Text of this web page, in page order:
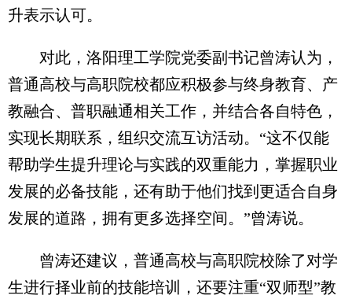
升表示认可。
对此，洛阳理工学院党委副书记曾涛认为，
普通高校与高职院校都应积极参与终身教育、产
教融合、普职融通相关工作，并结合各自特色，
实现长期联系，组织交流互访活动。“这不仅能
帮助学生提升理论与实践的双重能力，掌握职业
发展的必备技能，还有助于他们找到更适合自身
发展的道路，拥有更多选择空间。”曾涛说。
曾涛还建议，普通高校与高职院校除了对学
生进行择业前的技能培训，还要注重“双师型”教